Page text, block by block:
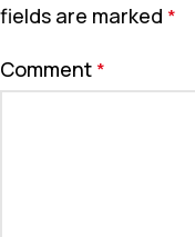
fields are marked *
Comment *